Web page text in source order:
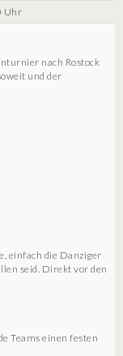
Uhr
nach Rostock
und der
einfach die Danziger
seid. Direkt vor den
Teams einen festen